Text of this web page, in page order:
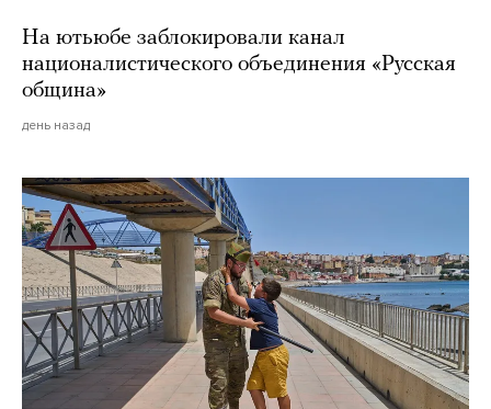
На ютьюбе заблокировали канал
националистического объединения «Русская
община»
день назад